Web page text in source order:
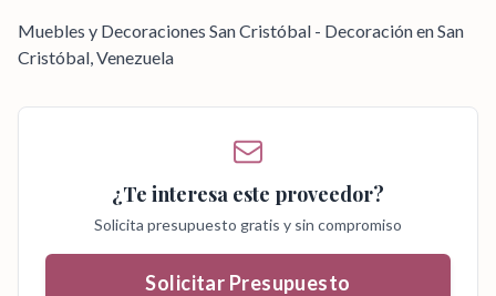
Muebles y Decoraciones San Cristóbal - Decoración en San
Cristóbal, Venezuela
¿Te interesa este proveedor?
Solicita presupuesto gratis y sin compromiso
Solicitar Presupuesto